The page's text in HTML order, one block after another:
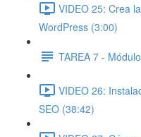
VIDEO 25: Crea
WordPress (3:00)
TAREA 7 -
VIDEO 26:
SEO (38:42)